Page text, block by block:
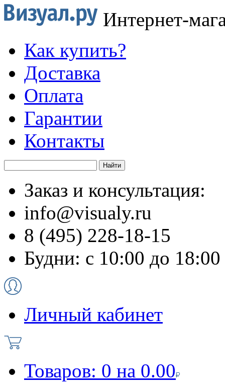
Интернет-
Как купить?
Доставка
Оплата
Гарантии
Контакты
Заказ и консультация:
info@visualy.ru
8 (495) 228-18-15
Будни: с 10:00 до 18:00
Личный кабинет
Товаров: 0 на 0.00